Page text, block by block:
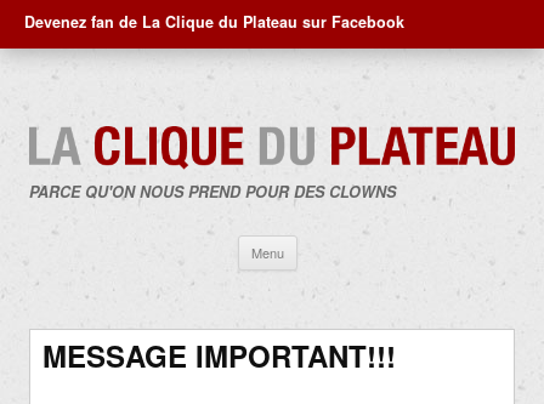
Devenez fan de La Clique du Plateau sur Facebook
PARCE QU'ON NOUS PREND POUR DES CLOWNS
Menu
contenu
MESSAGE IMPORTANT!!!